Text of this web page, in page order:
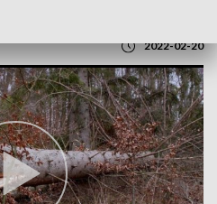
2022-02-20